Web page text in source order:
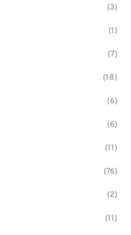
(3)
(1)
(7)
(18)
(6)
(6)
(11)
(76)
(2)
(11)